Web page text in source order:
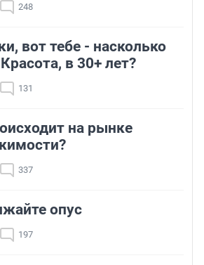
248
вот тебе - насколько
в 30+ лет?
131
на рынке
337
опус
197